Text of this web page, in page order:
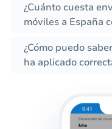
¿Cuánto cuesta
móviles a España
¿Cómo puedo
ha aplicado